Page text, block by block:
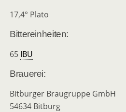
17,4° Plato
Bittereinheiten:
65 IBU
Brauerei:
Bitburger Braugruppe GmbH
54634 Bitburg